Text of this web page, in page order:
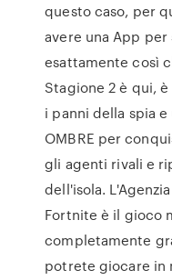
questo caso, per
avere una App
esattamente così
Stagione 2 è qui,
i panni della spia e
OMBRE per
gli agenti rivali e
dell'isola.
Fortnite è il gioco
completamente
potrete giocare in